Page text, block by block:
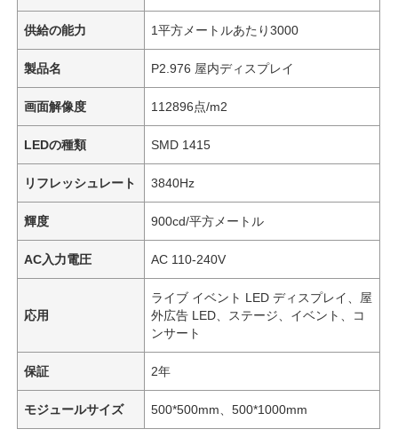
供給の能力 1平方メートルあたり3000
製品名 P2.976 屋内ディスプレイ
画面解像度 112896点/m2
LEDの種類 SMD 1415
リフレッシュレート 3840Hz
輝度 900cd/平方メートル
AC入力電圧 AC 110-240V
応用
ライブ イベント LED ディスプレイ、屋
外広告 LED、ステージ、イベント、コ
ンサート
保証 2年
モジュールサイズ 500*500mm、500*1000mm